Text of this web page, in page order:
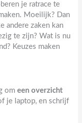
je ratrace te
Moeilijk? Dan
andere zaken kan
te zijn? Wat is nu
Keuzes maken
omeen overzicht
je laptop, en schrijf